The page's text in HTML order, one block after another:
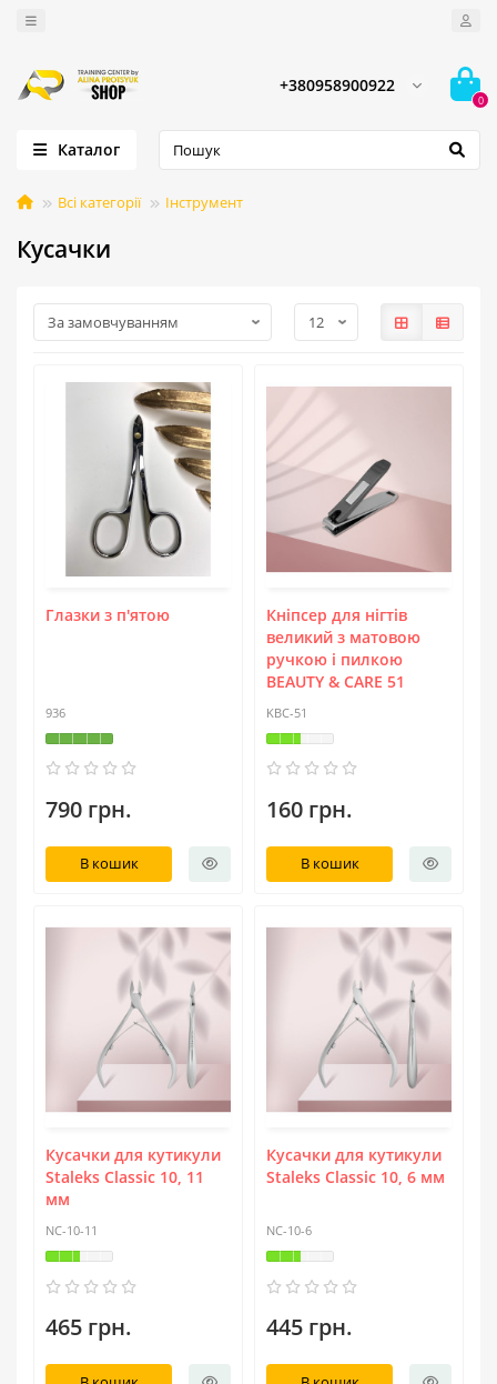
+380958900922
0
Каталог
Всі категорії Інструмент
Кусачки
Глазки з п'ятою
936
790 грн.
В кошик
Кніпсер для нігтів
великий з матовою
ручкою і пилкою
BEAUTY & CARE 51
KBC-51
160 грн.
В кошик
Кусачки для кутикули
Staleks Classic 10, 11
мм
NC-10-11
465 грн.
Кусачки для кутикули
Staleks Classic 10, 6 мм
NC-10-6
445 грн.